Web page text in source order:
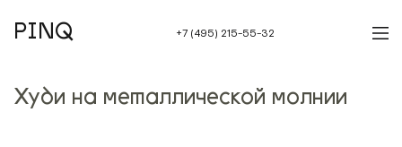
PINQ +7 (495) 215-55-32
Худи на металлической молнии